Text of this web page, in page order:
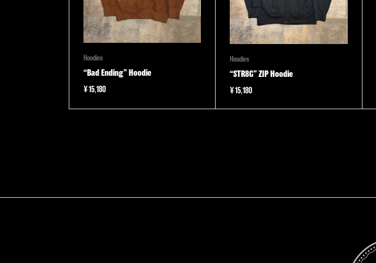
Hoodies
“Bad Ending” Hoodie
¥15,180
Hoodies
“STR8G” ZIP Hoodie
¥15,180